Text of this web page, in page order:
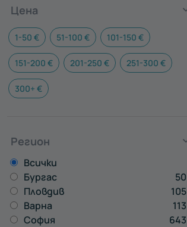
Цена
1-50 € 51-100 € 101-150 €
151-200 € 201-250 € 251-300 €
300+ €
Регион
Всички
Бургас
50
Пловдив
105
Варна
113
София
643